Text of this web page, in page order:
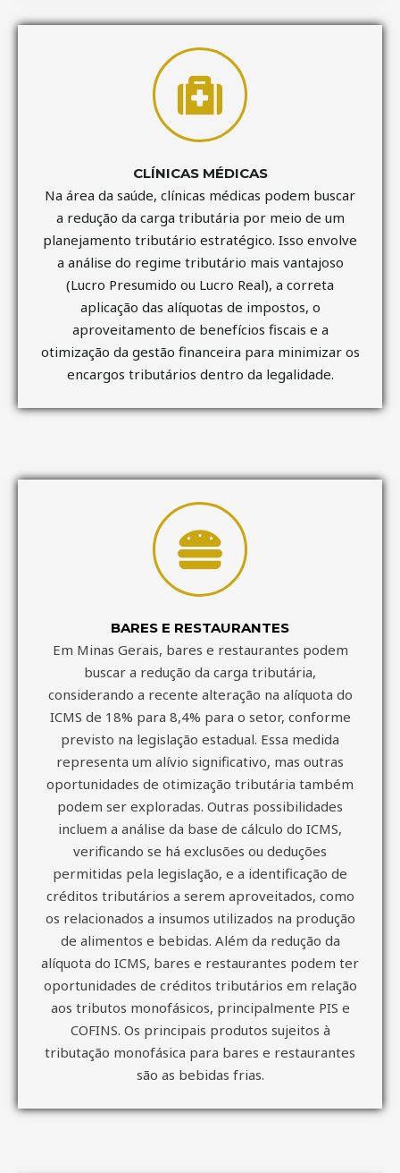
CLÍNICAS MÉDICAS
Na área da saúde, clínicas médicas podem buscar
a redução da carga tributária por meio de um
planejamento tributário estratégico. Isso envolve
a análise do regime tributário mais vantajoso
(Lucro Presumido ou Lucro Real), a correta
aplicação das alíquotas de impostos, o
aproveitamento de benefícios fiscais e a
otimização da gestão financeira para minimizar os
encargos tributários dentro da legalidade.
BARES E RESTAURANTES
Em Minas Gerais, bares e restaurantes podem
buscar a redução da carga tributária,
considerando a recente alteração na alíquota do
ICMS de 18% para 8,4% para o setor, conforme
previsto na legislação estadual. Essa medida
representa um alívio significativo, mas outras
oportunidades de otimização tributária também
podem ser exploradas. Outras possibilidades
incluem a análise da base de cálculo do ICMS,
verificando se há exclusões ou deduções
permitidas pela legislação, e a identificação de
créditos tributários a serem aproveitados, como
os relacionados a insumos utilizados na produção
de alimentos e bebidas. Além da redução da
alíquota do ICMS, bares e restaurantes podem ter
oportunidades de créditos tributários em relação
aos tributos monofásicos, principalmente PIS e
COFINS. Os principais produtos sujeitos à
tributação monofásica para bares e restaurantes
são as bebidas frias.